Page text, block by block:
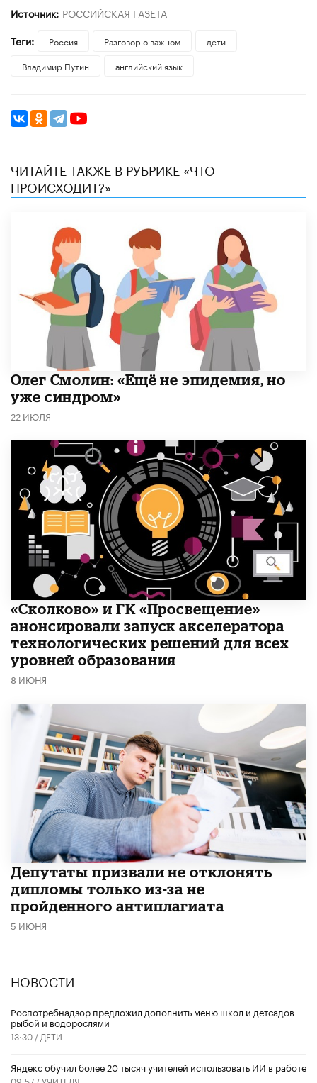
Источник: РОССИЙСКАЯ ГАЗЕТА
Теги:
Россия Разговор о важном
дети
Владимир Путин
английский язык
ЧИТАЙТЕ ТАКЖЕ В РУБРИКЕ «ЧТО
ПРОИСХОДИТ?»
​Олег Смолин: «Ещё не эпидемия, но
уже синдром»
22 ИЮЛЯ
«Сколково» и ГК «Просвещение»
анонсировали запуск акселератора
технологических решений для всех
уровней образования
8 ИЮНЯ
Депутаты призвали не отклонять
дипломы только из-за не
пройденного антиплагиата
5 ИЮНЯ
НОВОСТИ
Роспотребнадзор предложил дополнить меню школ и детсадов
рыбой и водорослями
13:30 / ДЕТИ
​Яндекс обучил более 20 тысяч учителей использовать ИИ в работе